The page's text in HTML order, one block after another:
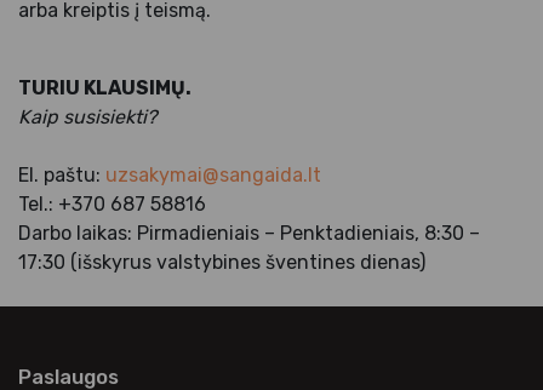
arba kreiptis į teismą.
TURIU KLAUSIMŲ.
Kaip susisiekti?
El. paštu: uzsakymai@sangaida.lt
Tel.: +370 687 58816
Darbo laikas: Pirmadieniais – Penktadieniais, 8:30 –
17:30 (išskyrus valstybines šventines dienas)
Paslaugos